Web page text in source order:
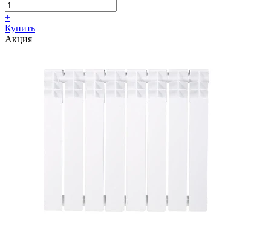
+
Купить
Акция